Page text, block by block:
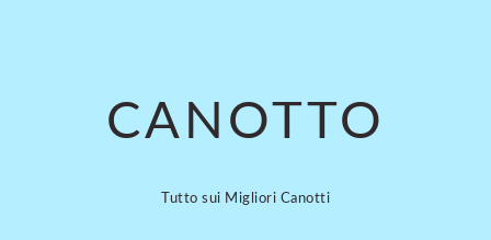
CANOTTO
Tutto sui Migliori Canotti